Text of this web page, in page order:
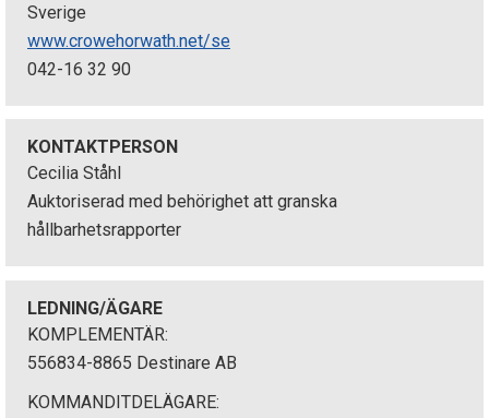
o
n
e
n
Sverige
www.crowehorwath.net/se
042-16 32 90
KONTAKTPERSON
Cecilia Ståhl
Auktoriserad med behörighet att granska
hållbarhetsrapporter
LEDNING/ÄGARE
KOMPLEMENTÄR:
556834-8865 Destinare AB
KOMMANDITDELÄGARE: